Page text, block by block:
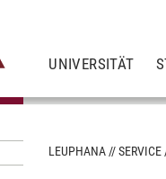
UNIVERSITÄT
LEUPHANA SERVICE